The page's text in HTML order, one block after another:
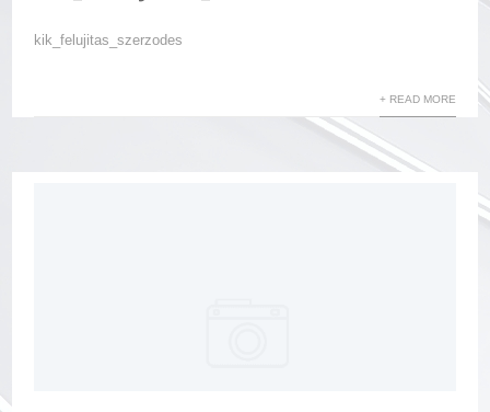
kik_felujitas_szerzodes
+ READ MORE